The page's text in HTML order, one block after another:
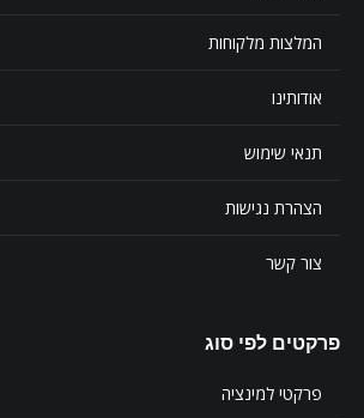
המלצות מלקוחות
אודותינו
תנאי שימוש
הצהרת נגישות
צור קשר
פרקטים לפי סוג
פרקטי למינציה